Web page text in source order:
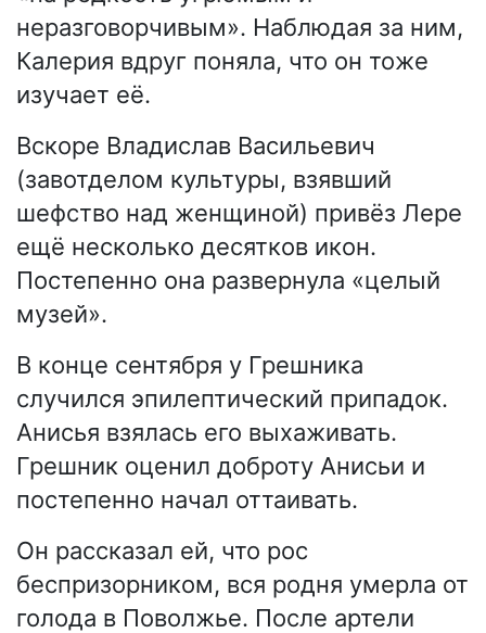
неразговорчивым». Наблюдая за ним,
Калерия вдруг поняла, что он тоже
изучает её.
Вскоре Владислав Васильевич
(завотделом культуры, взявший
шефство над женщиной) привёз Лере
ещё несколько десятков икон.
Постепенно она развернула «целый
музей».
В конце сентября у Грешника
случился эпилептический припадок.
Анисья взялась его выхаживать.
Грешник оценил доброту Анисьи и
постепенно начал оттаивать.
Он рассказал ей, что рос
беспризорником, вся родня умерла от
голода в Поволжье. После артели